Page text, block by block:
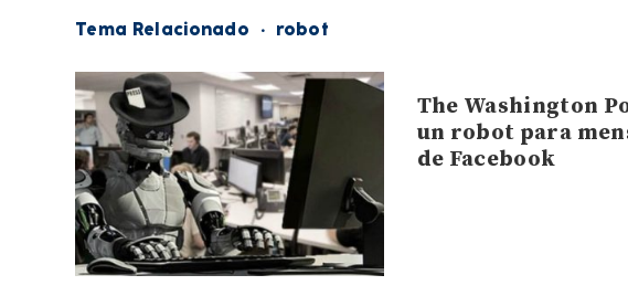
Tema Relacionado · robot
The Washington
un robot para
de Facebook